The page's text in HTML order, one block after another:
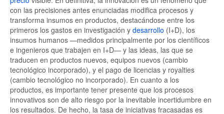
con las precisiones antes enunciadas modifica procesos y
transforma insumos en productos, destacándose entre los
primeros los gastos en investigación y desarrollo (I+D), los
insumos humanos —medidos principalmente por los científicos
e ingenieros que trabajen en I+D— y las ideas, las que se
traducen en productos nuevos, equipos nuevos (cambio
tecnológico incorporado), y el pago de licencias y royalties
(cambio tecnológico no incorporado). En cuanto a los
productos, es importante tener presente que los procesos
innovativos son de alto riesgo por la inevitable incertidumbre en
los resultados. De hecho, la tasa de iniciativas fracasadas es